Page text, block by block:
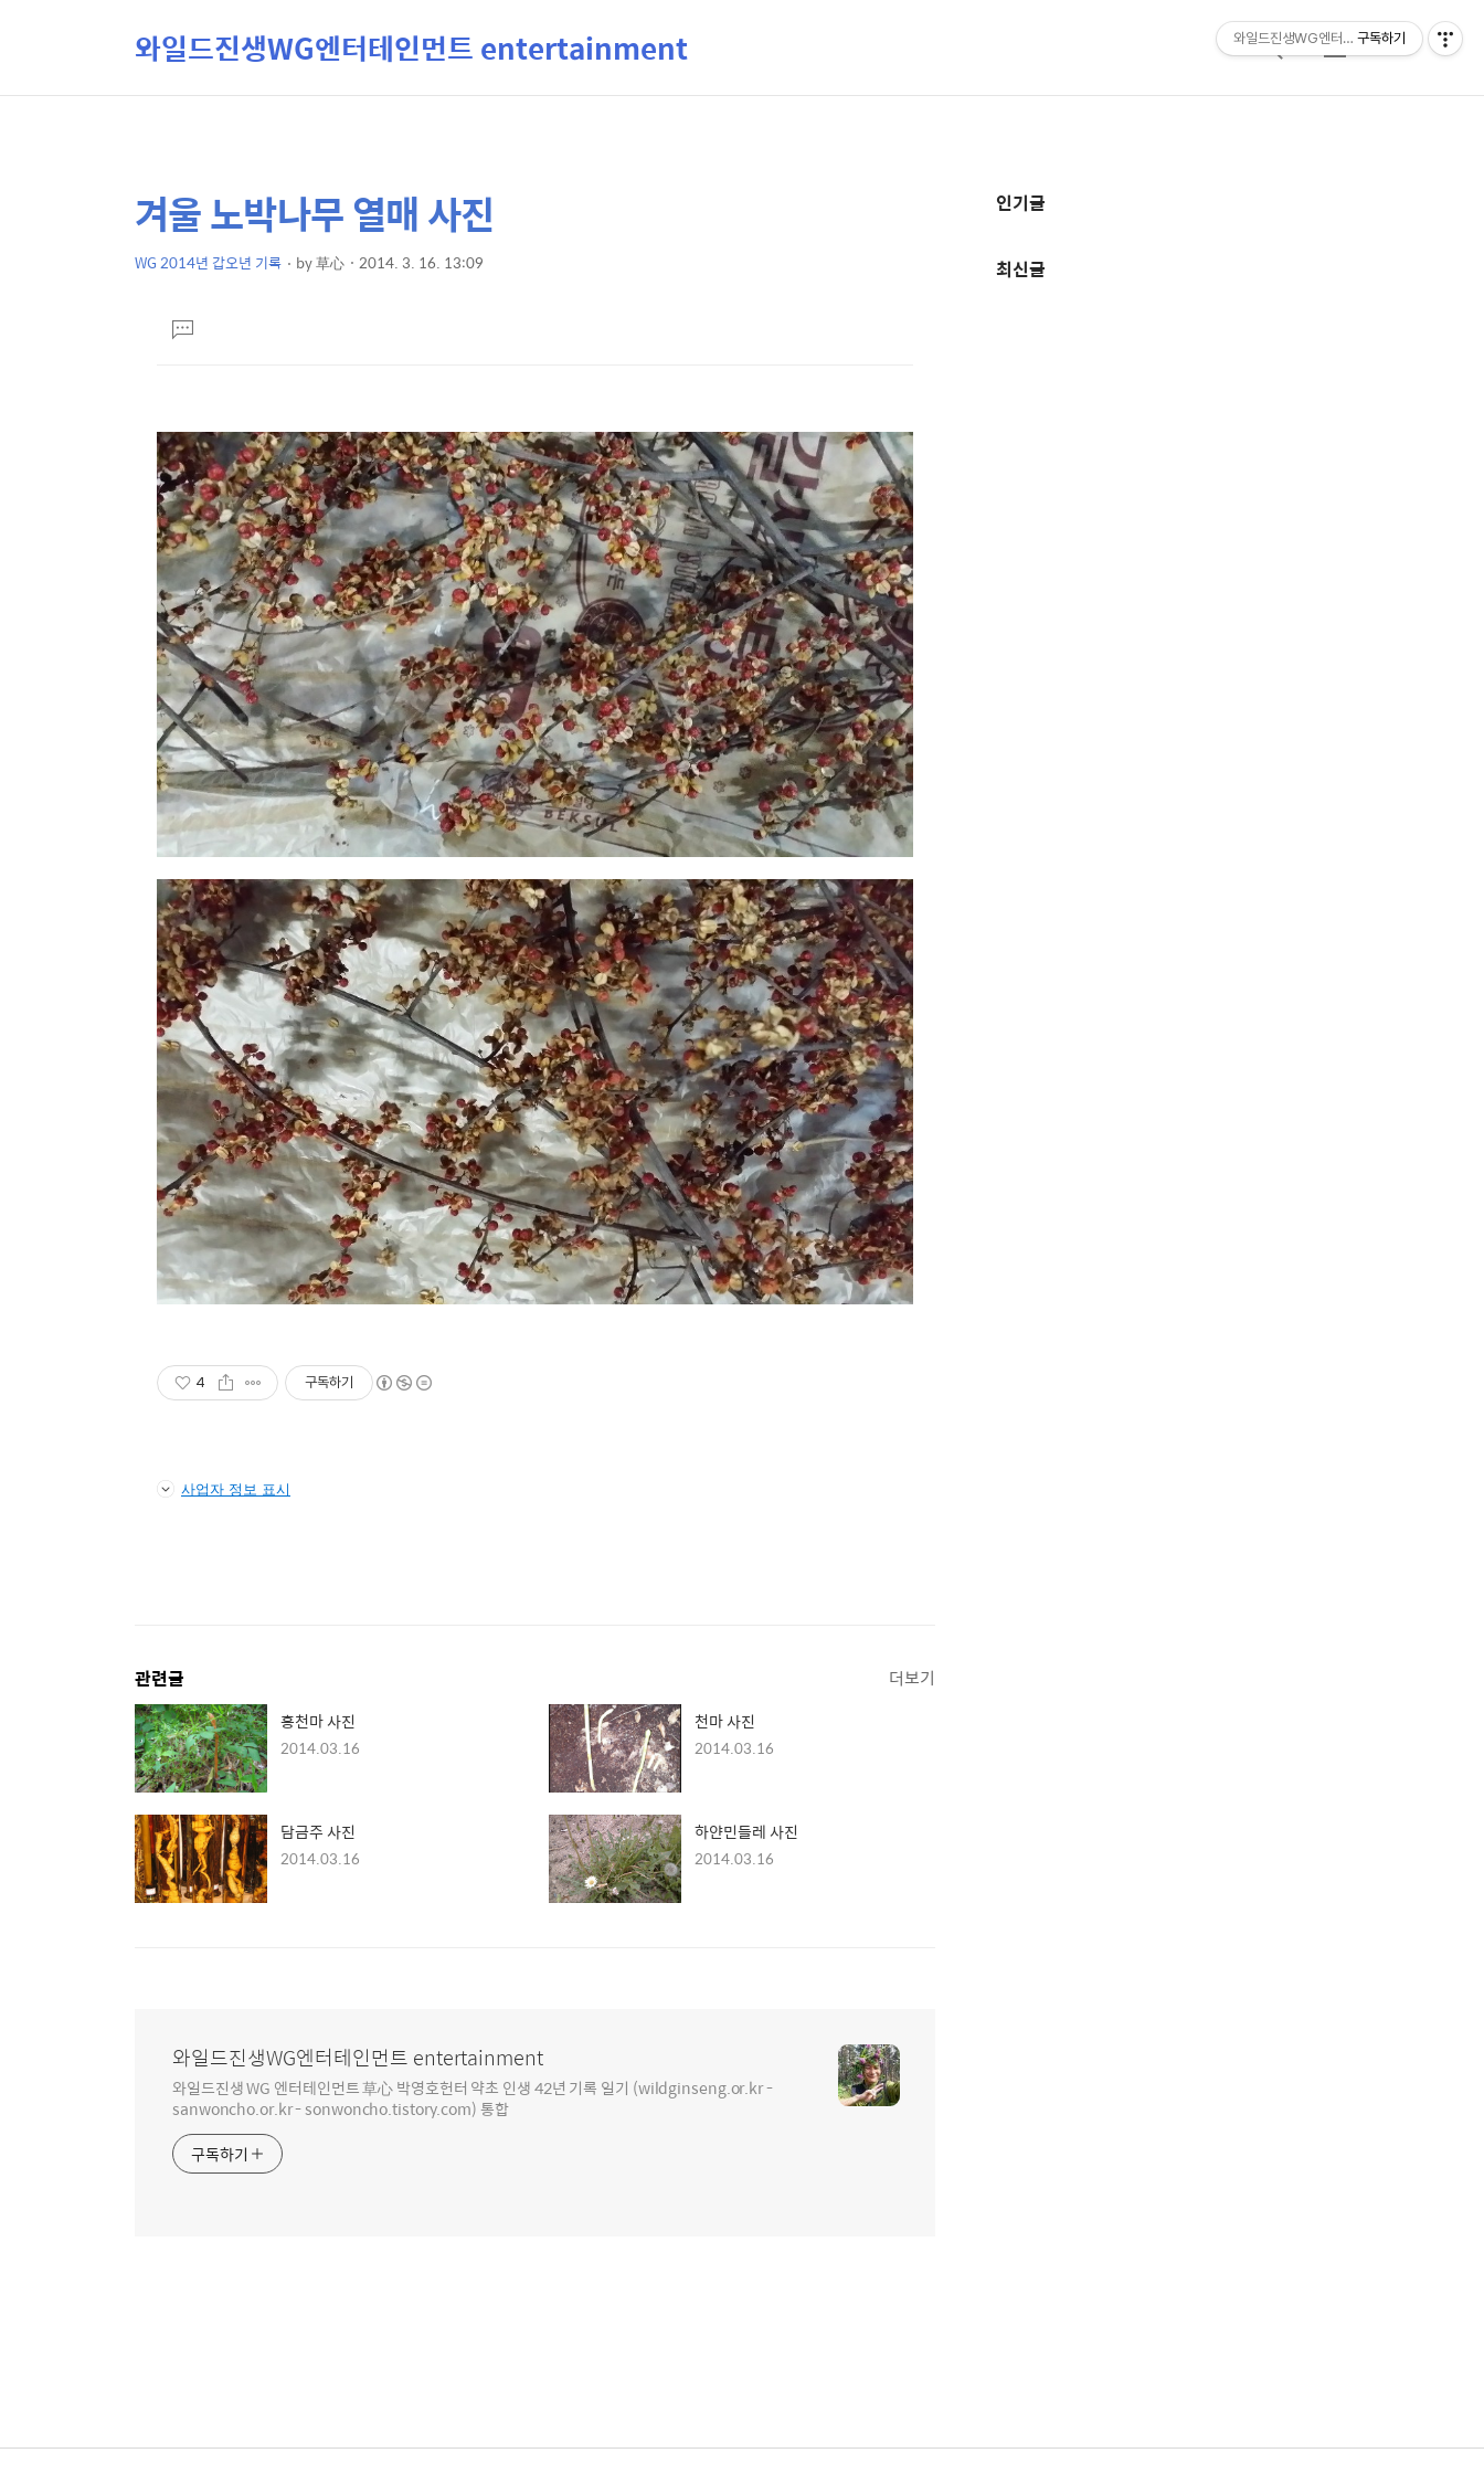
와일드진생WG엔터테인먼트 entertainment
검
메
상
컨
본
문
제
겨울 노박나무 열매 사진
WG 2014년 갑오년 기록 by草心 2014. 3. 16. 13:09
댓
글
4 구독하기
사업자 정보 표시
관련글 더보기
홍천마 사진
2014.03.16
천마 사진
2014.03.16
담금주 사진
2014.03.16
하얀민들레 사진
2014.03.16
와일드진생WG엔터테인먼트 entertainment
와일드진생 WG 엔터테인먼트 草心 박영호헌터 약초 인생 42년 기록 일기 (wildginseng.or.kr -
sanwoncho.or.kr - sonwoncho.tistory.com) 통합
구독하기
추
정
인기글
최신글
와일드진생WG엔터테인먼트
구독하기